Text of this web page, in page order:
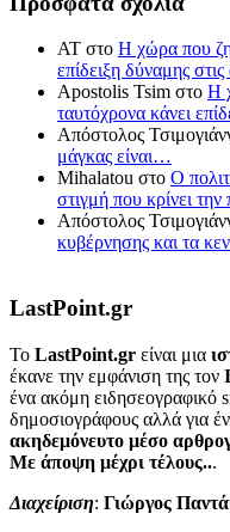
ΑΤ στο Η χώρα που
επίδειξη δύναμης
Apostolis Tsim στο Η
ταυτόχρονα κάνει
Απόστολος
μάγκας είναι…
Mihalatou στο Ο
στιγμή που κρίνει την
Απόστολος
κυβέρνησης και τα
LastPoint.gr
To LastPoint.gr είναι μια
έκανε την εμφάνιση της τον
ένα ακόμη ειδησεογραφικό
δημοσιογράφους αλλά για
ακηδεμόνευτο μέσο
Με άποψη μέχρι τέλους...
Διαχείριση: Γιώργος